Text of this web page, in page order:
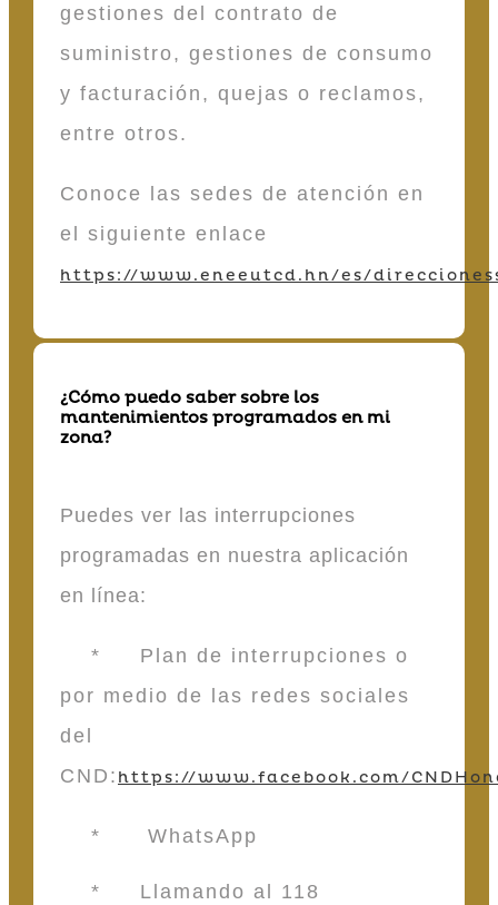
gestiones del contrato de
suministro, gestiones de consumo
y facturación, quejas o reclamos,
entre otros.
Conoce las sedes de atención en
el siguiente enlace
https://www.eneeutcd.hn/es/
¿Cómo puedo saber sobre los
mantenimientos programados en mi
zona?
Puedes ver las interrupciones
programadas en nuestra aplicación
en línea:
* Plan de interrupciones o
por medio de las redes sociales
del
CND: https://www.facebook.com/
* WhatsApp
* Llamando al 118